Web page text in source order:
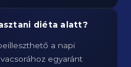
diéta alatt?
a napi
egyaránt